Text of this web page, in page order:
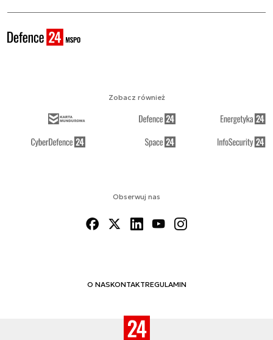
Obserwuj nas
O NASKONTAKTREGULAMIN
Zobacz również